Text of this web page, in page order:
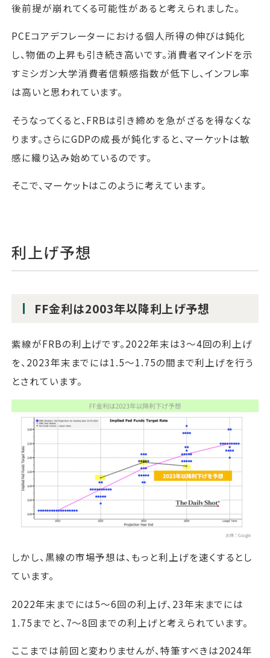
後前提が崩れてくる可能性があると考えられました。
PCEコアデフレーターにおける個人所得の伸びは鈍化
し、物価の上昇も引き続き高いです。消費者マインドを示
すミシガン大学消費者信頼感指数が低下し、インフレ率
は高いと思われています。
そうなってくると、FRBは引き締めを急がざるを得なくな
ります。さらにGDPの成長が鈍化すると、マーケットは敏
感に織り込み始めているのです。
そこで、マーケットはこのように考えています。
利上げ予想
FF金利は2003年以降利上げ予想
紫線がFRBの利上げです。2022年末は3～4回の利上げ
を、2023年末までには1.5～1.75の間まで利上げを行う
とされています。
しかし、黒線の市場予想は、もっと利上げを速くするとし
ています。
2022年末までには5～6回の利上げ、23年末までには
1.75までと、7～8回までの利上げと考えられています。
ここまでは前回と変わりませんが、特筆すべきは2024年